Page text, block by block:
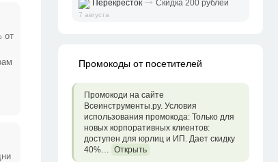
от
Перекрёсток Скидка 200 рублей
7 августа
Промокоды от посетителей
Промокоди на сайте
Всеинструменты.ру. Условия
использования промокода: Только для
новых корпоративных клиентов:
доступен для юрлиц и ИП. Дает скидку
40%… Открыть